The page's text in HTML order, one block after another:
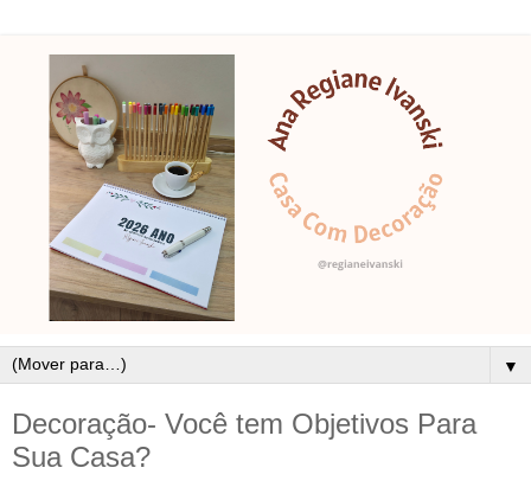
▼
Decoração- Você tem Objetivos Para
Sua Casa?